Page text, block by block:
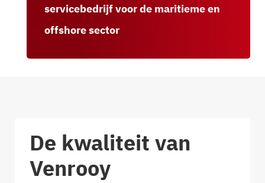
servicebedrijf voor de maritieme en
offshore sector
De kwaliteit van
Venrooy